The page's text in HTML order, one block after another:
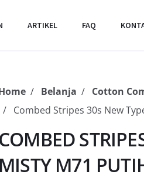
ARTIKEL FAQ
Belanja Cotton
Combed Stripes 30s New
COMBED
MISTY M71